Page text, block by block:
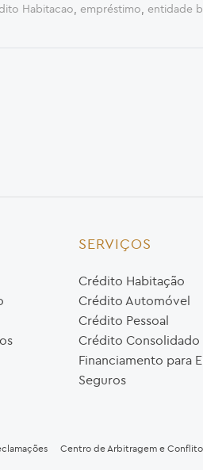
Habitacao, empréstimo, entidade
SERVIÇOS
Crédito Habitação
Crédito Automóvel
Crédito Pessoal
Crédito Consolidado
Financiamento para
Seguros
Centro de Arbitragem e